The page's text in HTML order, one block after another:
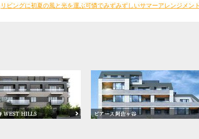
リビングに初夏の風と光を運ぶ可憐でみずみずしいサマーアレンジメン